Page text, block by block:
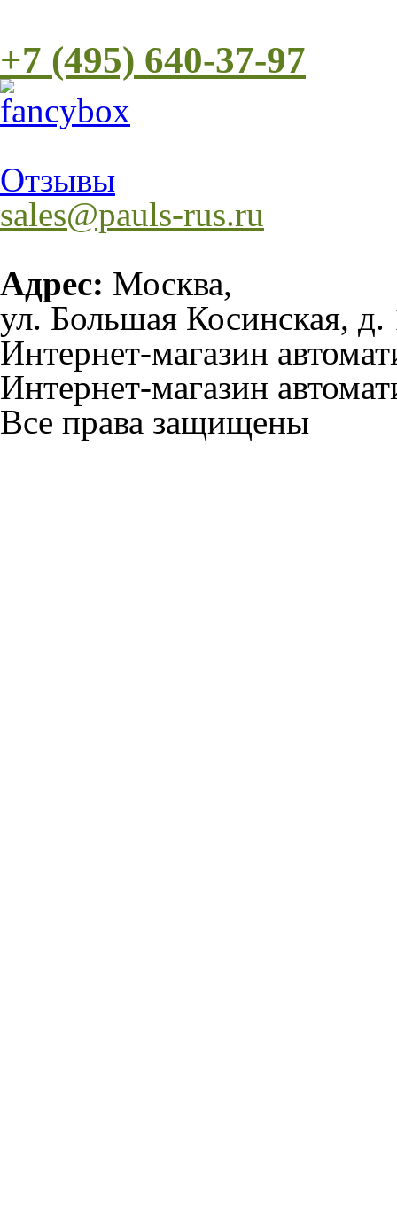
+7 (495) 640-37-97
Отзывы
sales@pauls-rus.ru
Адрес: Москва,
ул. Большая Косинская, д.
Интернет-магазин
Интернет-магазин
Все права защищены